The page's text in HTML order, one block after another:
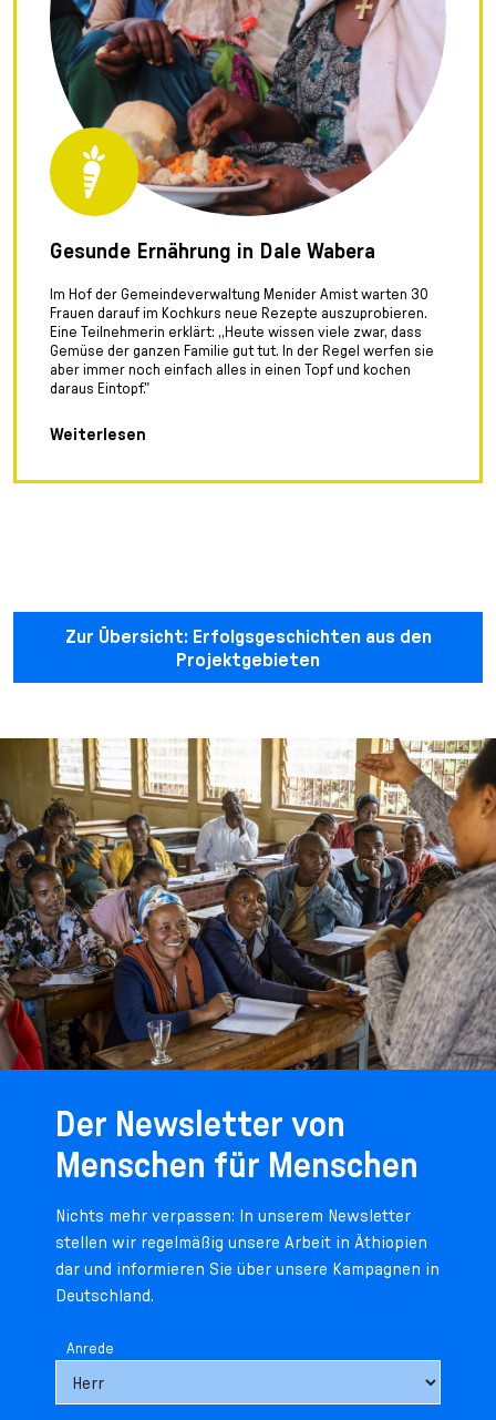
Gesunde Ernährung in Dale Wabera
Im Hof der Gemeindeverwaltung Menider Amist warten 30
Frauen darauf im Kochkurs neue Rezepte auszuprobieren.
Eine Teilnehmerin erklärt: „Heute wissen viele zwar, dass
Gemüse der ganzen Familie gut tut. In der Regel werfen sie
aber immer noch einfach alles in einen Topf und kochen
daraus Eintopf."
Weiterlesen
Zur Übersicht: Erfolgsgeschichten aus den
Projektgebieten
Der Newsletter von
Menschen für Menschen
Nichts mehr verpassen: In unserem Newsletter
stellen wir regelmäßig unsere Arbeit in Äthiopien
dar und informieren Sie über unsere Kampagnen in
Deutschland.
Anrede